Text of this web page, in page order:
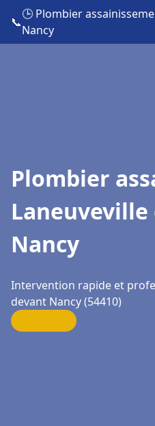
📞
🕒 Plombier
Nancy
Plombier
Nancy
Intervention rapide et
devant Nancy (54410)